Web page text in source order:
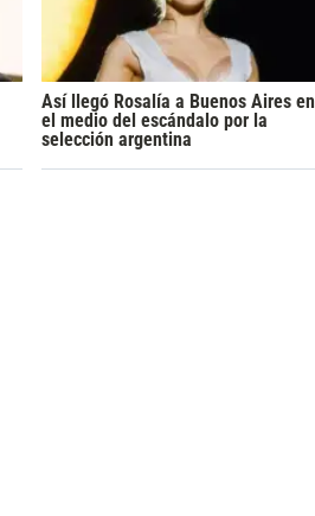
Así llegó Rosalía a Buenos Aires en
el medio del escándalo por la
selección argentina